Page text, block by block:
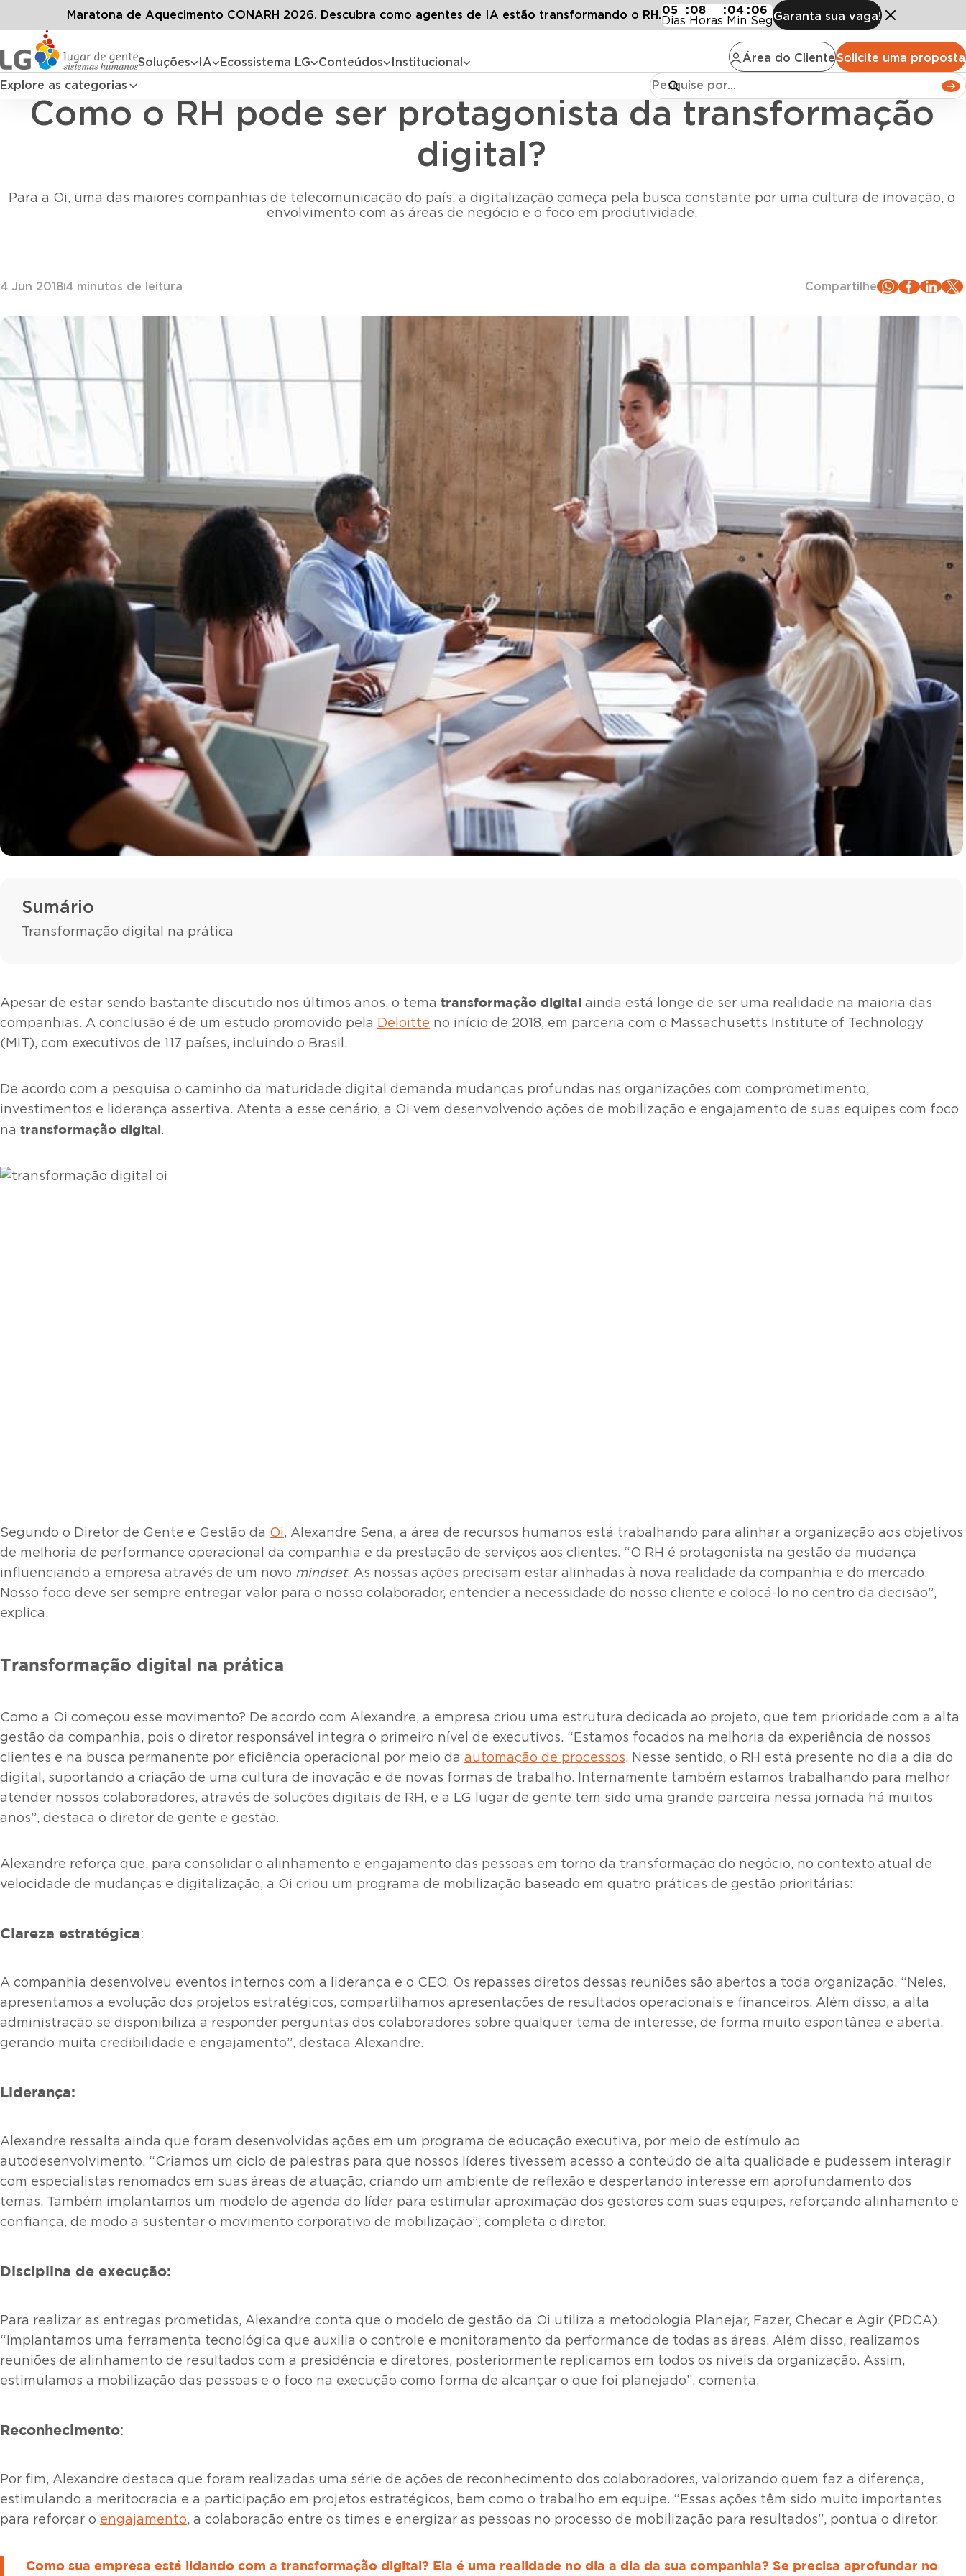
Soluções IA Ecossistema LG Conteúdos Institucional Área do ClienteSolicite uma proposta
Explore as categorias
Maratona de Aquecimento CONARH 2026. Descubra como agentes de IA estão transformando o RH.05
Dias
:08
Horas
:04
Min
:04
SegGaranta sua vaga!
Como o RH pode ser protagonista da transformação digital?
Como o RH pode ser protagonista da transformação
digital?
Para a Oi, uma das maiores companhias de telecomunicação do país, a digitalização começa pela busca constante por uma cultura de inovação, o
envolvimento com as áreas de negócio e o foco em produtividade.
4 Jun 2018 4 minutos de leitura Compartilhe
Sumário
Transformação digital na prática
Apesar de estar sendo bastante discutido nos últimos anos, o tema transformação digital ainda está longe de ser uma realidade na maioria das
companhias. A conclusão é de um estudo promovido pela Deloitte no início de 2018, em parceria com o Massachusetts Institute of Technology
(MIT), com executivos de 117 países, incluindo o Brasil.
De acordo com a pesquisa o caminho da maturidade digital demanda mudanças profundas nas organizações com comprometimento,
investimentos e liderança assertiva. Atenta a esse cenário, a Oi vem desenvolvendo ações de mobilização e engajamento de suas equipes com foco
na transformação digital.
Segundo o Diretor de Gente e Gestão da Oi, Alexandre Sena, a área de recursos humanos está trabalhando para alinhar a organização aos objetivos
de melhoria de performance operacional da companhia e da prestação de serviços aos clientes. “O RH é protagonista na gestão da mudança
influenciando a empresa através de um novo mindset. As nossas ações precisam estar alinhadas à nova realidade da companhia e do mercado.
Nosso foco deve ser sempre entregar valor para o nosso colaborador, entender a necessidade do nosso cliente e colocá-lo no centro da decisão”,
explica.
Transformação digital na prática
Como a Oi começou esse movimento? De acordo com Alexandre, a empresa criou uma estrutura dedicada ao projeto, que tem prioridade com a alta
gestão da companhia, pois o diretor responsável integra o primeiro nível de executivos. “Estamos focados na melhoria da experiência de nossos
clientes e na busca permanente por eficiência operacional por meio da automação de processos. Nesse sentido, o RH está presente no dia a dia do
digital, suportando a criação de uma cultura de inovação e de novas formas de trabalho. Internamente também estamos trabalhando para melhor
atender nossos colaboradores, através de soluções digitais de RH, e a LG lugar de gente tem sido uma grande parceira nessa jornada há muitos
anos”, destaca o diretor de gente e gestão.
Alexandre reforça que, para consolidar o alinhamento e engajamento das pessoas em torno da transformação do negócio, no contexto atual de
velocidade de mudanças e digitalização, a Oi criou um programa de mobilização baseado em quatro práticas de gestão prioritárias:
Clareza estratégica:
A companhia desenvolveu eventos internos com a liderança e o CEO. Os repasses diretos dessas reuniões são abertos a toda organização. “Neles,
apresentamos a evolução dos projetos estratégicos, compartilhamos apresentações de resultados operacionais e financeiros. Além disso, a alta
administração se disponibiliza a responder perguntas dos colaboradores sobre qualquer tema de interesse, de forma muito espontânea e aberta,
gerando muita credibilidade e engajamento”, destaca Alexandre.
Liderança:
Alexandre ressalta ainda que foram desenvolvidas ações em um programa de educação executiva, por meio de estímulo ao
autodesenvolvimento. “Criamos um ciclo de palestras para que nossos líderes tivessem acesso a conteúdo de alta qualidade e pudessem interagir
com especialistas renomados em suas áreas de atuação, criando um ambiente de reflexão e despertando interesse em aprofundamento dos
temas. Também implantamos um modelo de agenda do líder para estimular aproximação dos gestores com suas equipes, reforçando alinhamento e
confiança, de modo a sustentar o movimento corporativo de mobilização”, completa o diretor.
Disciplina de execução:
Para realizar as entregas prometidas, Alexandre conta que o modelo de gestão da Oi utiliza a metodologia Planejar, Fazer, Checar e Agir (PDCA).
“Implantamos uma ferramenta tecnológica que auxilia o controle e monitoramento da performance de todas as áreas. Além disso, realizamos
reuniões de alinhamento de resultados com a presidência e diretores, posteriormente replicamos em todos os níveis da organização. Assim,
estimulamos a mobilização das pessoas e o foco na execução como forma de alcançar o que foi planejado”, comenta.
Reconhecimento:
Por fim, Alexandre destaca que foram realizadas uma série de ações de reconhecimento dos colaboradores, valorizando quem faz a diferença,
estimulando a meritocracia e a participação em projetos estratégicos, bem como o trabalho em equipe. “Essas ações têm sido muito importantes
para reforçar o engajamento, a colaboração entre os times e energizar as pessoas no processo de mobilização para resultados”, pontua o diretor.
Como sua empresa está lidando com a transformação digital? Ela é uma realidade no dia a dia da sua companhia? Se precisa aprofundar no